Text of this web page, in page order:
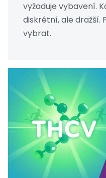
vyžaduje vybavení.
diskrétní, ale dražší.
vybrat.